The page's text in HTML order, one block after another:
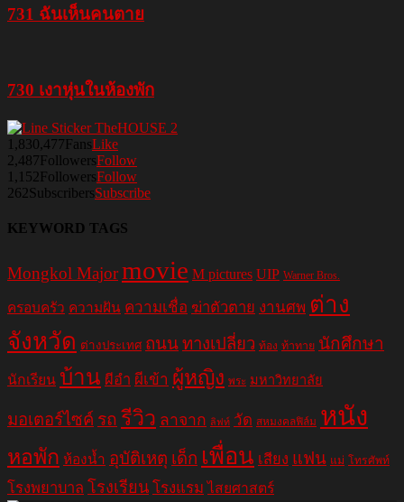
731 ฉันเห็นคนตาย
730 เงาหุ่นในห้องพัก
1,830,477FansLike
2,487FollowersFollow
1,152FollowersFollow
262SubscribersSubscribe
KEYWORD TAGS
Mongkol Majormovie M pictures UIP Warner Bros.
ครอบครัว ความฝัน ความเชื่อ ฆ่าตัวตาย งานศพ ต่าง
จังหวัด ต่างประเทศ ถนนทางเปลี่ยว ท้อง ท้าทาย นักศึกษา
นักเรียน บ้าน ผีอำ ผีเข้า ผู้หญิง พระ มหาวิทยาลัย
มอเตอร์ไซค์ รถ รีวิว ลาจาก ลิฟท์ วัด สหมงคลฟิล์ม หนัง
หอพัก ห้องน้ำ อุบัติเหตุ เด็ก เพื่อน เสียง แฟน แม่ โทรศัพท์
โรงพยาบาล โรงเรียน โรงแรม ไสยศาสตร์